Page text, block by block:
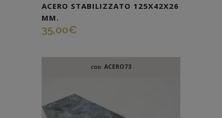
ACERO STABILIZZATO 125X42X26
MM.
35,00€
COD: ACERO73